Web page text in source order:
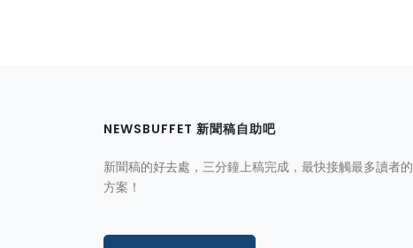
NEWSBUFFET 新聞稿自助吧
新聞稿的好去處，三分鐘上稿完成，最快接觸最多讀者的
方案！